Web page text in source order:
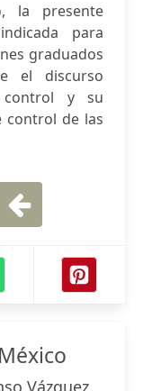
la presente
para
graduados
el discurso
y su
control de las
Vázquez